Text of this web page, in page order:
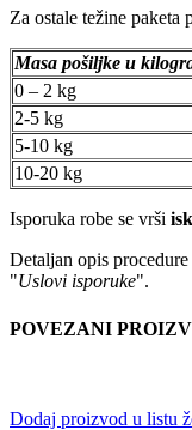
Za ostale težine paketa
Masa pošiljke u
0 – 2 kg
2-5 kg
5-10 kg
10-20 kg
Isporuka robe se vrši
Detaljan opis
"Uslovi isporuke".
POVEZANI
Dodaj proizvod u listu